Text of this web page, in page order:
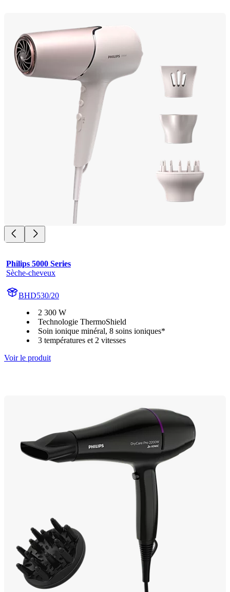
Philips 5000 Series
Sèche-cheveux
BHD530/20
2 300 W
Technologie ThermoShield
Soin ionique minéral, 8 soins ioniques*
3 températures et 2 vitesses
Voir le produit